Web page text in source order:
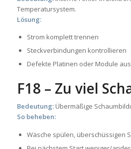
Temperatursystem.
Lösung:
Strom komplett trennen
Steckverbindungen kontrollieren
Defekte Platinen oder Module
F18 – Zu viel
Bedeutung:Übermäßige
So beheben:
Wäsche spülen, überschüssigen